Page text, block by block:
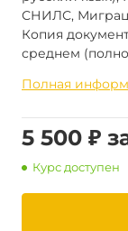
СНИЛС,
Копия
среднем
Полная
5 500 ₽
Курс доступен